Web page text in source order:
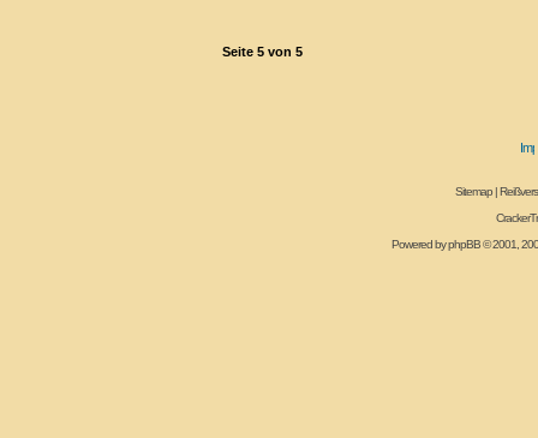
Seite 5 von 5
Sitemap|
Powered byphpBB© 2001,